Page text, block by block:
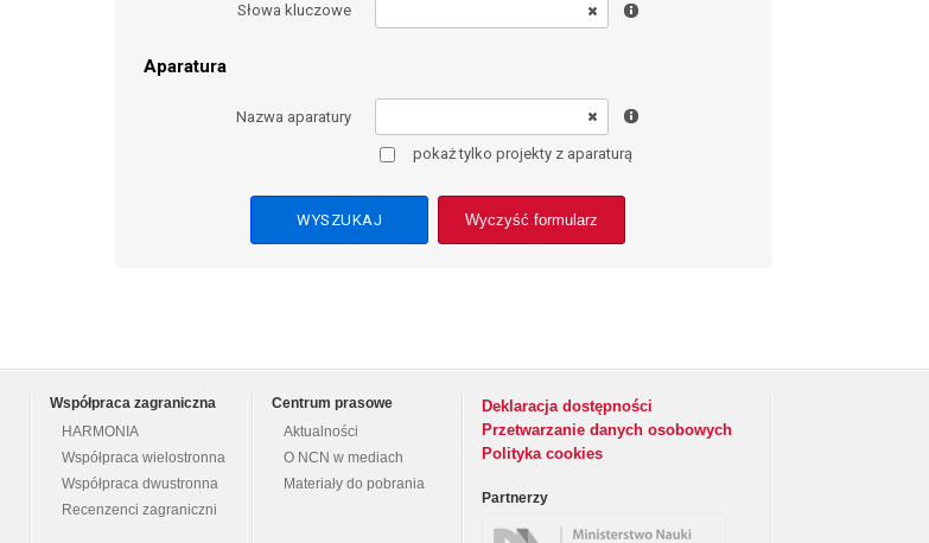
Słowa kluczowe
Aparatura
Nazwa aparatury
pokaż tylko projekty z aparaturą
Wyczyść formularz
Współpraca zagraniczna
HARMONIA
Współpraca wielostronna
Współpraca dwustronna
Recenzenci zagraniczni
Centrum prasowe
Aktualności
O NCN w mediach
Materiały do pobrania
Deklaracja dostępności
Przetwarzanie danych osobowych
Polityka cookies
Partnerzy